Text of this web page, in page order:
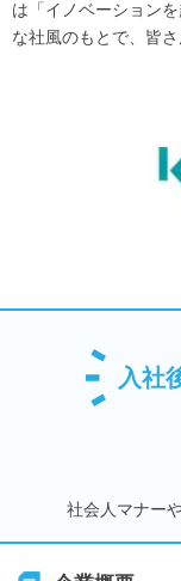
は「イノベーション
な社風のもとで、皆
入社
社会人マナー